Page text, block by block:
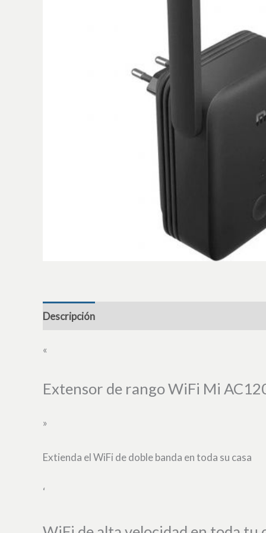
Descripción
«
Extensor de rango WiFi Mi
»
Extienda el WiFi de doble banda en toda su casa
‘